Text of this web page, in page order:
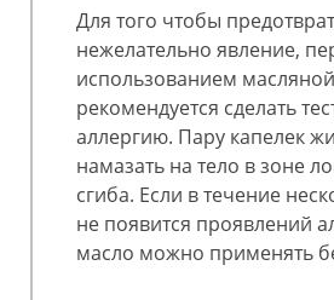
Для того чтобы
нежелательно явление,
использованием
рекомендуется сделать
аллергию. Пару капелек
намазать на тело в зоне
сгиба. Если в течение
не появится проявлений
масло можно применять